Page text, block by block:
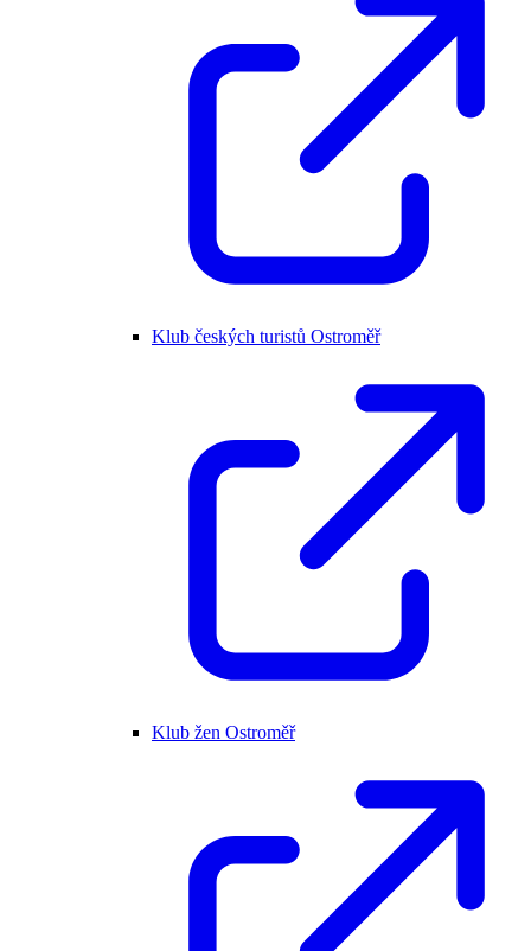
Klub českých turistů Ostroměř
Klub žen Ostroměř